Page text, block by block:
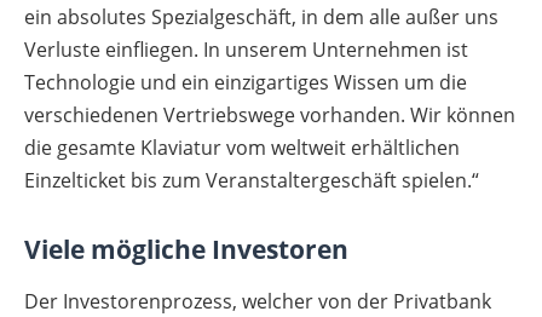
ein absolutes Spezialgeschäft, in dem alle außer uns
Verluste einfliegen. In unserem Unternehmen ist
Technologie und ein einzigartiges Wissen um die
verschiedenen Vertriebswege vorhanden. Wir können
die gesamte Klaviatur vom weltweit erhältlichen
Einzelticket bis zum Veranstaltergeschäft spielen.“
Viele mögliche Investoren
Der Investorenprozess, welcher von der Privatbank